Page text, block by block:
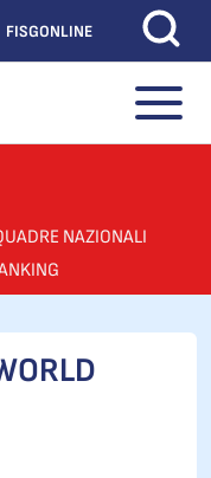
FISGONLINE
NAZIONALI